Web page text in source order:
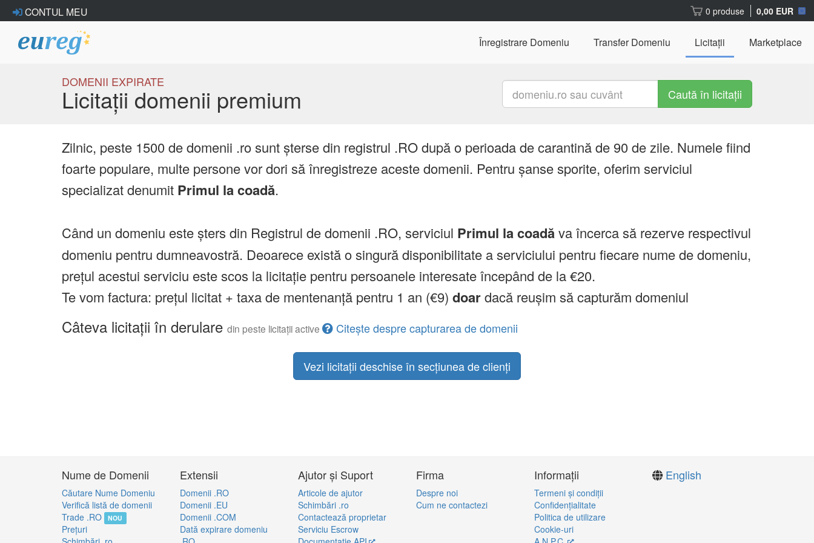
CONTUL MEU 0 produse 0,00 EUR
Înregistrare Domeniu Transfer Domeniu Licitații Marketplace
DOMENII EXPIRATE
Licitații domenii premium Caută în licitații
Zilnic, peste 1500 de domenii .ro sunt șterse din registrul .RO după o perioada de carantină de 90 de zile. Numele fiind
foarte populare, multe persone vor dori să înregistreze aceste domenii. Pentru șanse sporite, oferim serviciul
specializat denumit Primul la coadă.
Când un domeniu este șters din Registrul de domenii .RO, serviciul Primul la coadăva încerca să rezerve respectivul
domeniu pentru dumneavostră. Deoarece există o singură disponibilitate a serviciului pentru fiecare nume de domeniu,
prețul acestui serviciu este scos la licitație pentru persoanele interesate începând de la €20.
Te vom factura: prețul licitat + taxa de mentenanță pentru 1 an (€9) doardacă reușim să capturăm domeniul
Câteva licitații în derulare din peste licitații active Citește despre capturarea de domenii
Vezi licitații deschise în secțiunea de clienți
Nume de Domenii
Căutare Nume Domeniu
Verifică listă de domenii
Trade .RO
NOU
Preţuri
Extensii
Domenii .RO
Domenii .EU
Domenii .COM
Dată expirare domeniu
Ajutor și Suport
Articole de ajutor
Schimbări .ro
Contactează proprietar
Serviciu Escrow
Firma
Despre noi
Cum ne contactezi
Informații
Termeni şi condiţii
Confidenţialitate
Politica de utilizare
Cookie-uri
English